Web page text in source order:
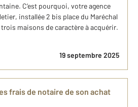
C’est pourquoi, votre agence
installée 2 bis place du Maréchal
maisons de caractère à acquérir.
19 septembre 2025
frais de notaire de son achat